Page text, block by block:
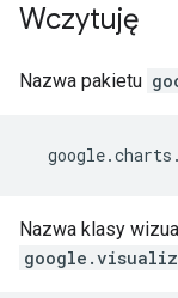
Wczytuję
Nazwa pakietu
google.charts .
Nazwa klasy